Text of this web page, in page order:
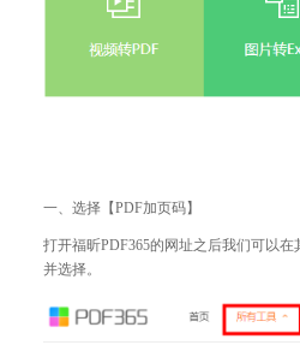
一、选择【PDF加页码】
打开福昕PDF365的网址之后我们可以
并选择。